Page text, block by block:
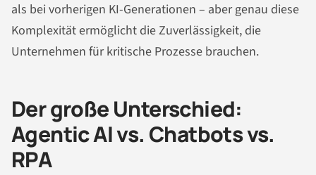
als bei vorherigen KI-Generationen – aber genau diese
Komplexität ermöglicht die Zuverlässigkeit, die
Unternehmen für kritische Prozesse brauchen.
Der große Unterschied:
Agentic AI vs. Chatbots vs.
RPA